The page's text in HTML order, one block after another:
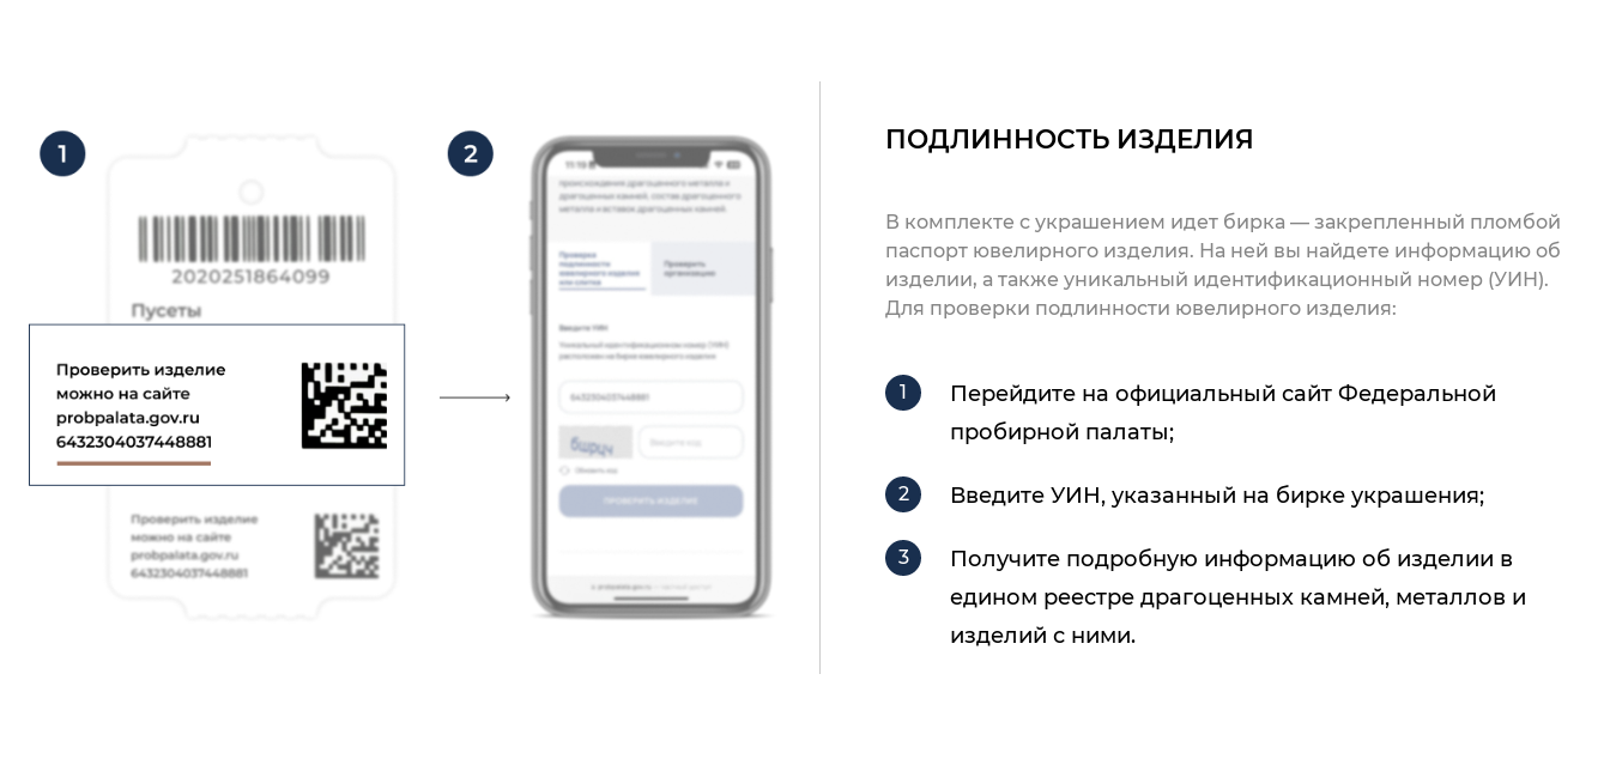
ПОДЛИННОСТЬ ИЗДЕЛИЯ
В комплекте с украшением идет бирка — закрепленный пломбой
паспорт ювелирного изделия. На ней вы найдете информацию об
изделии, а также уникальный идентификационный номер (УИН).
Для проверки подлинности ювелирного изделия:
Перейдите на официальный сайт Федеральной
пробирной палаты;
Введите УИН, указанный на бирке украшения;
Получите подробную информацию об изделии в
едином реестре драгоценных камней, металлов и
изделий с ними.